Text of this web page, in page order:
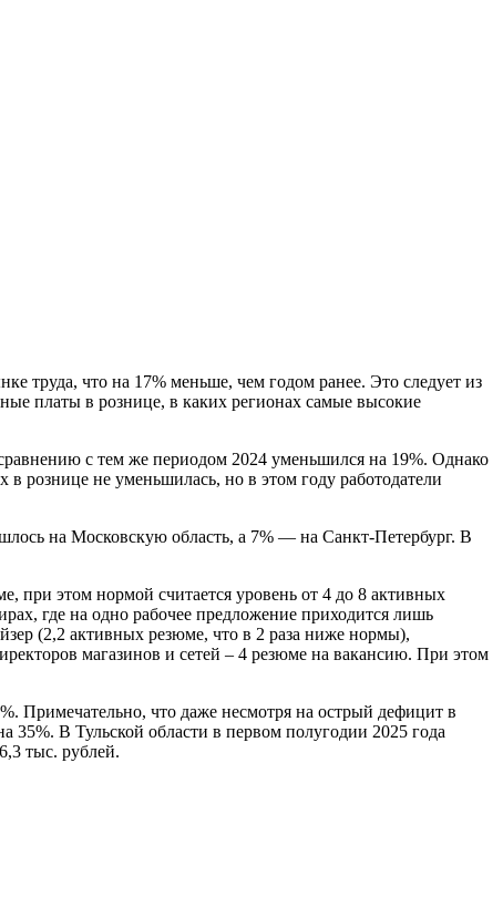
труда, что на 17% меньше, чем годом ранее. Это следует из
платы в рознице, в каких регионах самые высокие
с тем же периодом 2024 уменьшился на 19%. Однако
рознице не уменьшилась, но в этом году работодатели
на Московскую область, а 7% — на Санкт-Петербург. В
при этом нормой считается уровень от 4 до 8 активных
где на одно рабочее предложение приходится лишь
(2,2 активных резюме, что в 2 раза ниже нормы),
магазинов и сетей – 4 резюме на вакансию. При этом
Примечательно, что даже несмотря на острый дефицит в
35%. В Тульской области в первом полугодии 2025 года
тыс. рублей.